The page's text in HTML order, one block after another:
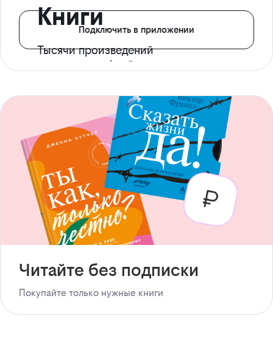
Книги
Тысячи произведений
с доступом офлайн
Подключить в приложении
Читайте без подписки
Покупайте только нужные книги